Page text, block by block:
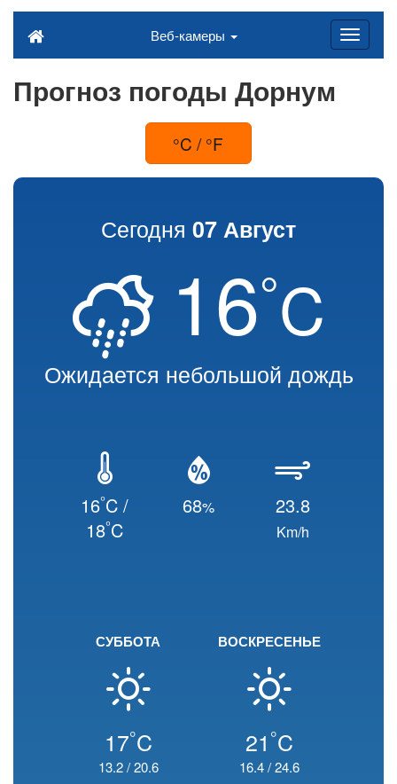
Веб-камеры
Прогноз погоды Дорнум
°C / °F
Сегодня 07 Август
16°C
Ожидается небольшой дождь
16°C /
18°C
68% 23.8
Km/h
СУББОТА
17°C
13.2/20.6
ВОСКРЕСЕНЬЕ
21 °C
16.4/24.6